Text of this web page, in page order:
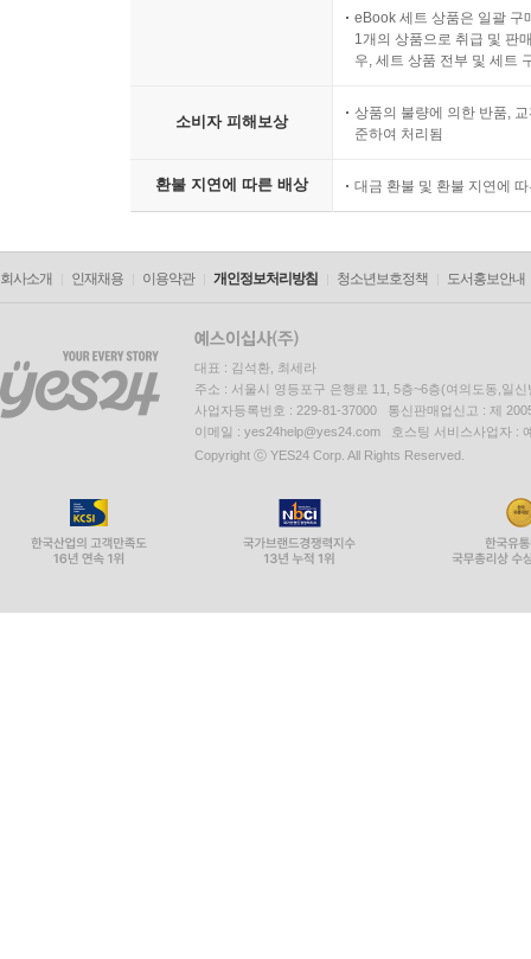
eBook 세트 상품은 일괄 구
1개의 상품으로 취급 및 판
우, 세트 상품 전부 및 세트
소비자 피해보상
상품의 불량에 의한 반품,
준하여 처리됨
환불 지연에 따른 배상 대금 환불 및 환불 지연에
회사소개 인재채용 이용약관 개인정보처리방침 청소년보호정책 도서홍보안내
대표 : 김석환, 최세라
주소 : 서울시 영등포구 은행로 11, 5층~6층(여의도동,일신
사업자등록번호 : 229-81-37000 통신판매업신고 : 제
이메일 : yes24help@yes24.com 호스팅 서비스사업자 :
Copyright ⓒ YES24 Corp. All Rights Reserved.